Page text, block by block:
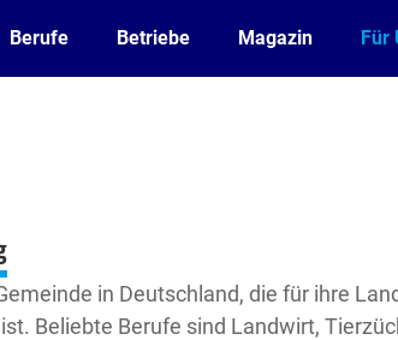
Berufe Betriebe Magazin Für
in Deutschland, die für ihre
Beliebte Berufe sind Landwirt,